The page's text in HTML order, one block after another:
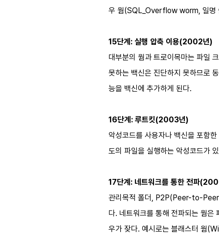
우 웜(SQL_Overflow worm, 일
15단계: 실행 압축 이용(2002년)
대부분의 웜과 트로이목마는 파일
못하는 백신은 진단하지 못하므로
능을 백신에 추가하게 된다.
16단계: 루트킷(2003년)
악성코드를 사용자나 백신을 포함
도의 파일을 실행하는 악성코드가
17단계: 네트워크를 통한 전파
관리목적 폴더, P2P(Peer-to-Peer)
다. 네트워크를 통해 전파되는 웜은
우가 잦다. 예시로는 블래스터 웜